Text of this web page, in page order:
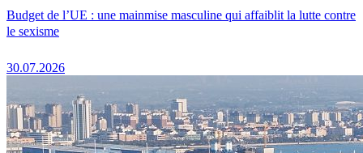
Budget de l’UE : une mainmise masculine qui affaiblit la lutte contre
le sexisme
30.07.2026